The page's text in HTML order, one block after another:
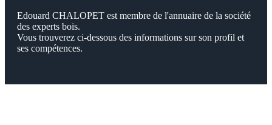
Edouard CHALOPET est membre de l'annuaire de la société
des experts bois.
Vous trouverez ci-dessous des informations sur son profil et
ses compétences.